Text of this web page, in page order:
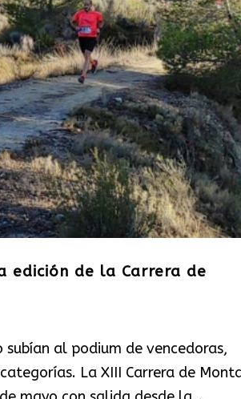
edición de la Carrera de
al podium de vencedoras,
La XIII Carrera de